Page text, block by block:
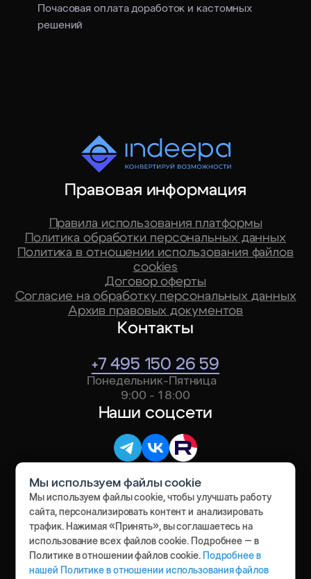
Дополнительный пакет
Дополнительный
10 000 ₽/мес
Почасовая оплата доработок и кастомных
решений
Индивидуальная
Индивидуальный отчёт По запросу
Индивидуальный
По запросу
Правовая информация
Правила использования платформы
Политика обработки персональных данных
Политика в отношении использования файлов
cookies
Договор оферты
Согласие на обработку персональных данных
Архив правовых документов
Контакты
+7 495 150 26 59
Понедельник-Пятница
9:00 - 18:00
Наши соцсети
Резидент Сколково с 2019 года
Мы используем файлы cookie
Мы используем файлы cookie, чтобы улучшать работу
сайта, персонализировать контент и анализировать
трафик. Нажимая «Принять», вы соглашаетесь на
использование всех файлов cookie. Подробнее – в
Политике в отношении файлов cookie.
Подробнее в
нашей Политике в отношении использования файлов